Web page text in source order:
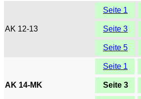
AK 12-13
Seite 1
Seite 3
Seite 5
AK 14-MK
Seite 1
Seite 3